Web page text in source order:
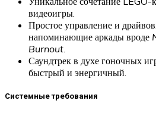
видеоигры.
Простое управление и
напоминающие аркады вроде
Burnout
Саундтрек в духе гоночных
быстрый и энергичный.
Системные требования